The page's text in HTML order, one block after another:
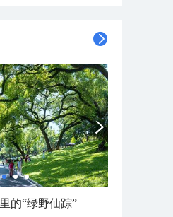
的“绿野仙踪”